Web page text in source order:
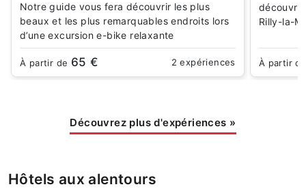
Notre guide vous fera découvrir les plus
beaux et les plus remarquables endroits lors
d’une excursion e-bike relaxante
À partir de 65 € 2 expériences
découvrir
Rilly-la-
À partir
Découvrez plus d'expériences »
Hôtels aux alentours